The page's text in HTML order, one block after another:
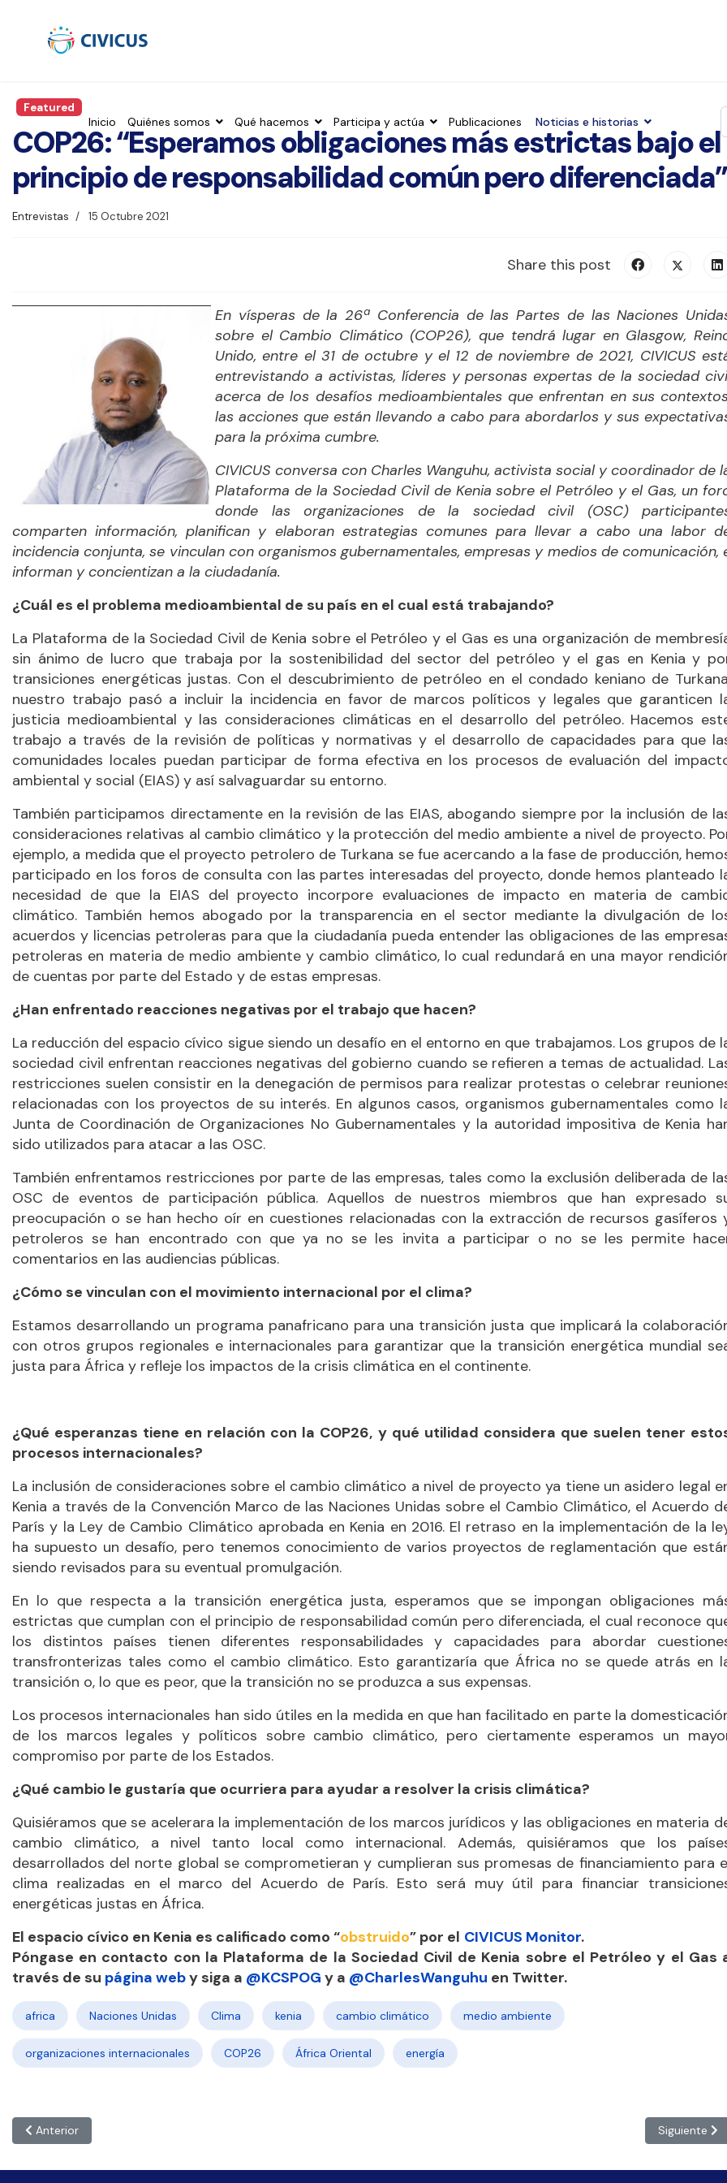
Inicio Quiénes somos Qué hacemos Participa y actúa Publicaciones Noticias e historias
Featured
COP26: “Esperamos obligaciones más estrictas bajo el
principio de responsabilidad común pero diferenciada”
Entrevistas 15 Octubre 2021
Share this post
En vísperas de la 26ª Conferencia de las Partes de las Naciones
sobre el Cambio Climático (COP26), que tendrá lugar en Glasgow,
Unido, entre el 31 de octubre y el 12 de noviembre de 2021, CIVICUS
entrevistando a activistas, líderes y personas expertas de la sociedad
acerca de los desafíos medioambientales que enfrentan en sus
las acciones que están llevando a cabo para abordarlos y sus
para la próxima cumbre.
CIVICUS conversa con Charles Wanguhu, activista social y coordinador de
Plataforma de la Sociedad Civil de Kenia sobre el Petróleo y el Gas, un
donde las organizaciones de la sociedad civil (OSC)
comparten información, planifican y elaboran estrategias comunes para llevar a cabo una labor
incidencia conjunta, se vinculan con organismos gubernamentales, empresas y medios de comunicación,
informan y concientizan a la ciudadanía.
¿Cuál es el problema medioambiental de su país en el cual está trabajando?
La Plataforma de la Sociedad Civil de Kenia sobre el Petróleo y el Gas es una organización de
sin ánimo de lucro que trabaja por la sostenibilidad del sector del petróleo y el gas en Kenia y
transiciones energéticas justas. Con el descubrimiento de petróleo en el condado keniano de
nuestro trabajo pasó a incluir la incidencia en favor de marcos políticos y legales que garanticen
justicia medioambiental y las consideraciones climáticas en el desarrollo del petróleo. Hacemos
trabajo a través de la revisión de políticas y normativas y el desarrollo de capacidades para que
comunidades locales puedan participar de forma efectiva en los procesos de evaluación del
ambiental y social (EIAS) y así salvaguardar su entorno.
También participamos directamente en la revisión de las EIAS, abogando siempre por la inclusión de
consideraciones relativas al cambio climático y la protección del medio ambiente a nivel de proyecto.
ejemplo, a medida que el proyecto petrolero de Turkana se fue acercando a la fase de producción,
participado en los foros de consulta con las partes interesadas del proyecto, donde hemos planteado
necesidad de que la EIAS del proyecto incorpore evaluaciones de impacto en materia de
climático. También hemos abogado por la transparencia en el sector mediante la divulgación de
acuerdos y licencias petroleras para que la ciudadanía pueda entender las obligaciones de las
petroleras en materia de medio ambiente y cambio climático, lo cual redundará en una mayor
de cuentas por parte del Estado y de estas empresas.
¿Han enfrentado reacciones negativas por el trabajo que hacen?
La reducción del espacio cívico sigue siendo un desafío en el entorno en que trabajamos. Los grupos de
sociedad civil enfrentan reacciones negativas del gobierno cuando se refieren a temas de actualidad.
restricciones suelen consistir en la denegación de permisos para realizar protestas o celebrar
relacionadas con los proyectos de su interés. En algunos casos, organismos gubernamentales como
Junta de Coordinación de Organizaciones No Gubernamentales y la autoridad impositiva de Kenia
sido utilizados para atacar a las OSC.
También enfrentamos restricciones por parte de las empresas, tales como la exclusión deliberada de
OSC de eventos de participación pública. Aquellos de nuestros miembros que han expresado
preocupación o se han hecho oír en cuestiones relacionadas con la extracción de recursos gasíferos
petroleros se han encontrado con que ya no se les invita a participar o no se les permite
comentarios en las audiencias públicas.
¿Cómo se vinculan con el movimiento internacional por el clima?
Estamos desarrollando un programa panafricano para una transición justa que implicará la
con otros grupos regionales e internacionales para garantizar que la transición energética mundial
justa para África y refleje los impactos de la crisis climática en el continente.
¿Qué esperanzas tiene en relación con la COP26, y qué utilidad considera que suelen tener
procesos internacionales?
La inclusión de consideraciones sobre el cambio climático a nivel de proyecto ya tiene un asidero legal
Kenia a través de la Convención Marco de las Naciones Unidas sobre el Cambio Climático, el Acuerdo
París y la Ley de Cambio Climático aprobada en Kenia en 2016. El retraso en la implementación de la
ha supuesto un desafío, pero tenemos conocimiento de varios proyectos de reglamentación que
siendo revisados para su eventual promulgación.
En lo que respecta a la transición energética justa, esperamos que se impongan obligaciones
estrictas que cumplan con el principio de responsabilidad común pero diferenciada, el cual reconoce
los distintos países tienen diferentes responsabilidades y capacidades para abordar
transfronterizas tales como el cambio climático. Esto garantizaría que África no se quede atrás en
transición o, lo que es peor, que la transición no se produzca a sus expensas.
Los procesos internacionales han sido útiles en la medida en que han facilitado en parte la
de los marcos legales y políticos sobre cambio climático, pero ciertamente esperamos un
compromiso por parte de los Estados.
¿Qué cambio le gustaría que ocurriera para ayudar a resolver la crisis climática?
Quisiéramos que se acelerara la implementación de los marcos jurídicos y las obligaciones en materia
cambio climático, a nivel tanto local como internacional. Además, quisiéramos que los
desarrollados del norte global se comprometieran y cumplieran sus promesas de financiamiento para
clima realizadas en el marco del Acuerdo de París. Esto será muy útil para financiar
energéticas justas en África.
El espacio cívico en Kenia es calificado como “obstruido” por el CIVICUS Monitor.
Póngase en contacto con la Plataforma de la Sociedad Civil de Kenia sobre el Petróleo y el Gas
través de su página weby siga a @KCSPOG y a @CharlesWanguhu en Twitter.
africa Naciones Unidas Clima kenia cambio climático medio ambiente
organizaciones internacionales COP26 África Oriental energía
Artículo anterior: PERÚ: “Es necesario recuperar la confianza en las elecciones”
Anterior Artículo
Siguiente